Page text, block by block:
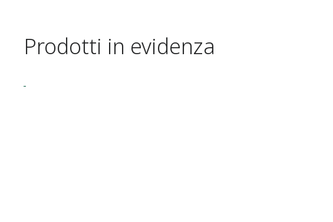
Prodotti in evidenza